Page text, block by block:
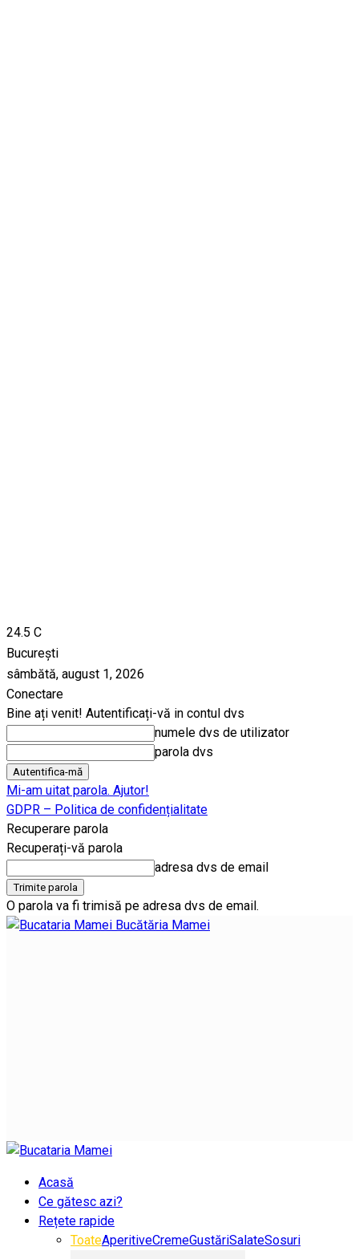
24.5 C
București
sâmbătă, august 1, 2026
Conectare
Bine ați venit! Autentificați-vă in contul dvs
numele dvs de utilizator
parola dvs
Mi-am uitat parola. Ajutor!
GDPR – Politica de confidențialitate
Recuperare parola
Recuperați-vă parola
adresa dvs de email
O parola va fi trimisă pe adresa dvs de email.
Bucătăria Mamei
Acasă
Ce gătesc azi?
Rețete rapide
ToateAperitiveCremeGustăriSalateSosuri